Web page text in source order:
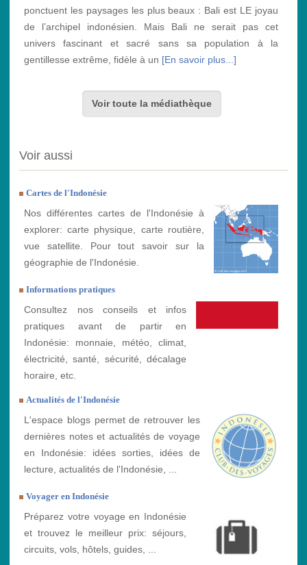
ponctuent les paysages les plus beaux : Bali est LE joyau
de l’archipel indonésien. Mais Bali ne serait pas cet
univers fascinant et sacré sans sa population à la
gentillesse extrême, fidèle à un [En savoir plus...]
Voir toute la médiathèque
Voir aussi
Cartes de l'Indonésie
Nos différentes cartes de l'Indonésie à
explorer: carte physique, carte routière,
vue satellite. Pour tout savoir sur la
géographie de l'Indonésie.
Informations pratiques
Consultez nos conseils et infos
pratiques avant de partir en
Indonésie: monnaie, météo, climat,
électricité, santé, sécurité, décalage
horaire, etc.
Actualités de l'Indonésie
L'espace blogs permet de retrouver les
dernières notes et actualités de voyage
en Indonésie: idées sorties, idées de
lecture, actualités de l'Indonésie, ...
Voyager en Indonésie
Préparez votre voyage en Indonésie
et trouvez le meilleur prix: séjours,
circuits, vols, hôtels, guides, ...